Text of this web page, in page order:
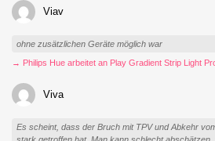
Viav
ohne zusätzlichen Geräte möglich war
→ Philips Hue arbeitet an Play Gradient Strip Light
Viva
Es scheint, dass der Bruch mit TPV und Abkehr